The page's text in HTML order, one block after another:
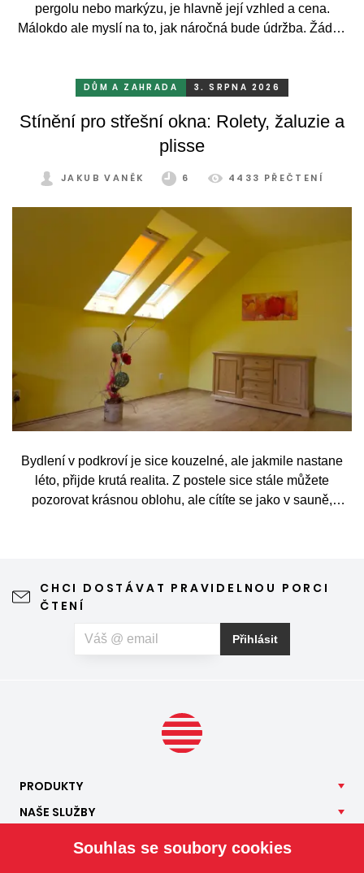
pergolu nebo markýzu, je hlavně její vzhled a cena.
Málokdo ale myslí na to, jak náročná bude údržba. Žádný
mrazu, ale také prachu a pylu, což se na něm dříve či
DŮM A ZAHRADA 3. SRPNA 2026
Stínění pro střešní okna: Rolety, žaluzie a
plisse
JAKUB VANĚK 6 4433 PŘEČTENÍ
Bydlení v podkroví je sice kouzelné, ale jakmile nastane
léto, přijde krutá realita. Z postele sice stále můžete
pozorovat krásnou oblohu, ale cítíte se jako v sauně,
CHCI DOSTÁVAT PRAVIDELNOU PORCI
ČTENÍ
Přihlásit
PRODUKTY
NAŠE SLUŽBY
Souhlas se soubory cookies